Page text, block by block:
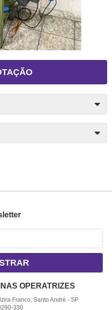
OPERATRIZES
Franco, Santo André -SP
330